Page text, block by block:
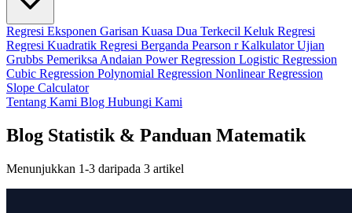
Regresi Eksponen Garisan Kuasa Dua Terkecil Keluk Regresi
Regresi Kuadratik Regresi Berganda Pearson r KalkulatorUjian
Grubbs Pemeriksa Andaian Power Regression Logistic Regression
Cubic Regression Polynomial Regression Nonlinear Regression
Slope Calculator
Tentang Kami Blog Hubungi Kami
Blog Statistik & Panduan Matematik
Menunjukkan 1-3 daripada 3 artikel